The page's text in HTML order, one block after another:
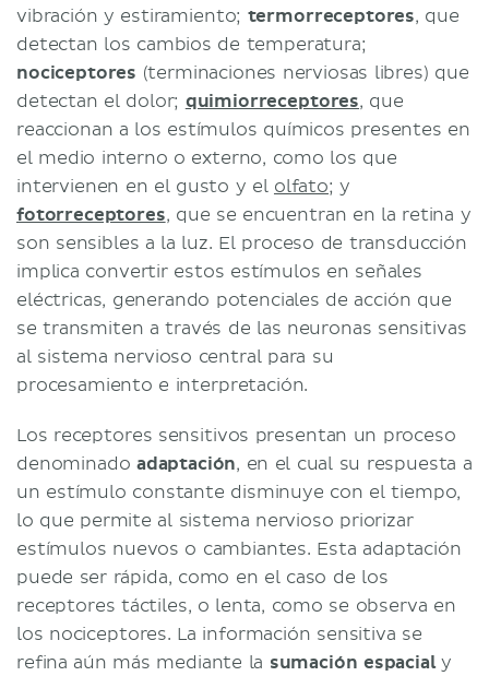
vibración y estiramiento; termorreceptores, que
detectan los cambios de temperatura;
nociceptores (terminaciones nerviosas libres) que
detectan el dolor; quimiorreceptores, que
reaccionan a los estímulos químicos presentes en
el medio interno o externo, como los que
intervienen en el gusto y el olfato; y
fotorreceptores, que se encuentran en la retina y
son sensibles a la luz. El proceso de transducción
implica convertir estos estímulos en señales
eléctricas, generando potenciales de acción que
se transmiten a través de las neuronas sensitivas
al sistema nervioso central para su
procesamiento e interpretación.
Los receptores sensitivos presentan un proceso
denominado adaptación, en el cual su respuesta a
un estímulo constante disminuye con el tiempo,
lo que permite al sistema nervioso priorizar
estímulos nuevos o cambiantes. Esta adaptación
puede ser rápida, como en el caso de los
receptores táctiles, o lenta, como se observa en
los nociceptores. La información sensitiva se
refina aún más mediante la sumación espacialy